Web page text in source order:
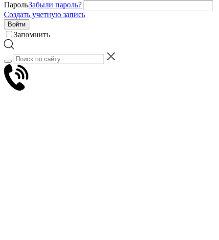
ПарольЗабыли пароль?
Создать учетную запись
Войти
Запомнить